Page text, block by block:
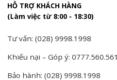
HỖ TRỢ KHÁCH HÀNG
(Làm việc từ 8:00 - 18:30)
Tư vấn: (028) 9998.1998
Khiếu nại – Góp ý: 0777.560.561
Bảo hành: (028) 9998.1998